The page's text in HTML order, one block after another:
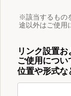
※該当するもの
途以外はご使用
リンク設置
ご使用につ
位置や形式な